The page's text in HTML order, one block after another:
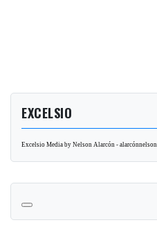
EXCELSIO
Excelsio Media by Nelson Alarcón - alarcónnelson